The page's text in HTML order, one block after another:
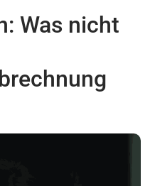
Was nicht